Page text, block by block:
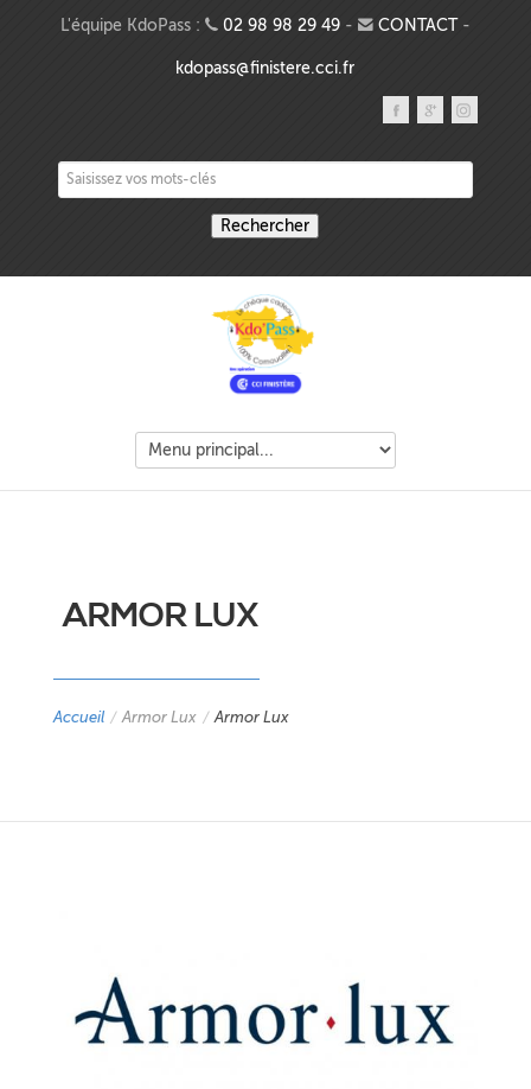
Aller au contenu principal
L'équipe KdoPass : 02 98 98 29 49- CONTACT-
kdopass@finistere.cci.fr
Saisissez vos mots-clés
ARMOR LUX
Accueil / Armor Lux / Armor Lux